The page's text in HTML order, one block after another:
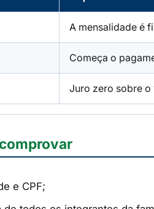
A mensalidade é
Começa o
Juro zero sobre
e CPF;